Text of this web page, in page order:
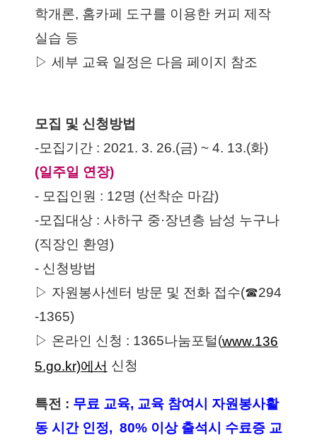
학개론, 홈카페 도구를 이용한 커피 제작
실습 등
▷ 세부 교육 일정은 다음 페이지 참조
모집 및 신청방법
-모집기간 : 2021. 3. 26.(금) ~ 4. 13.(화)
(일주일 연장)
- 모집인원 : 12명 (선착순 마감)
-모집대상 : 사하구 중·장년층 남성 누구나
(직장인 환영)
- 신청방법
▷ 자원봉사센터 방문 및 전화 접수(☎294
-1365)
▷ 온라인 신청 : 1365나눔포털(www.136
5.go.kr)에서 신청
특전 : 무료 교육, 교육 참여시 자원봉사활
동 시간 인정,  80% 이상 출석시 수료증 교